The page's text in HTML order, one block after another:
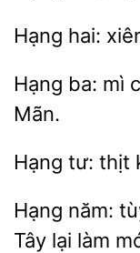
Hạng
mì
Mãn.
Hạng thịt
Hạng năm:
lại làm